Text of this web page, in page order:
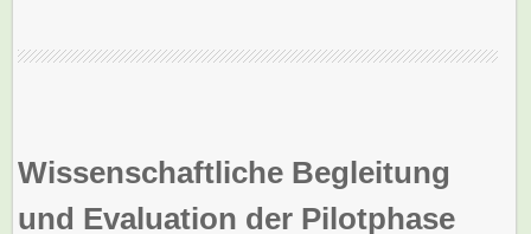
Wissenschaftliche Begleitung
und Evaluation der Pilotphase